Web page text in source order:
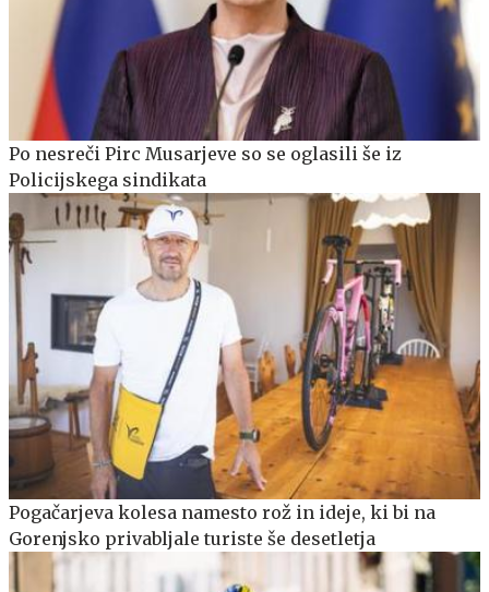
Po nesreči Pirc Musarjeve so se oglasili še iz
Policijskega sindikata
Pogačarjeva kolesa namesto rož in ideje, ki bi na
Gorenjsko privabljale turiste še desetletja